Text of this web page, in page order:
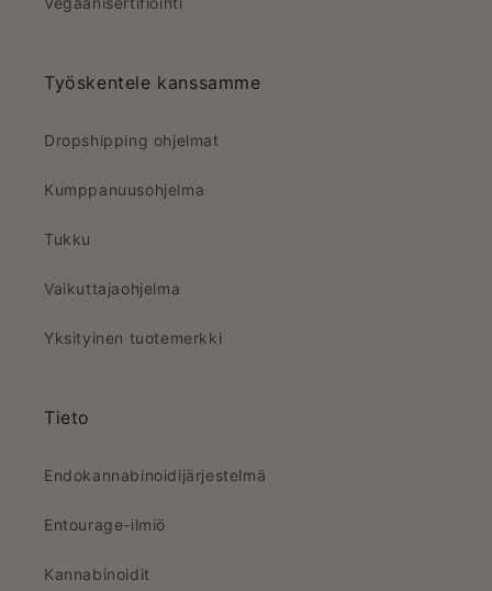
Työskentele kanssamme
Dropshipping ohjelmat
Kumppanuusohjelma
Tukku
Vaikuttajaohjelma
Yksityinen tuotemerkki
Tieto
Endokannabinoidijärjestelmä
Entourage-ilmiö
Kannabinoidit